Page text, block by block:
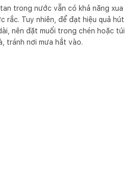
trong nước vẫn có khả năng xua
rắc. Tuy nhiên, để đạt hiệu quả hút
nên đặt muối trong chén hoặc túi
tránh nơi mưa hắt vào.